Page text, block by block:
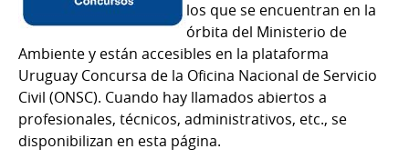
los que se encuentran en la
órbita del Ministerio de
Ambiente y están accesibles en la plataforma
Uruguay Concursa de la Oficina Nacional de Servicio
Civil (ONSC). Cuando hay llamados abiertos a
profesionales, técnicos, administrativos, etc., se
disponibilizan en esta página.